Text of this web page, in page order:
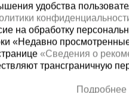
удобства
на обработку
«Недавно
«Сведения о
трансграничную
Подробнее